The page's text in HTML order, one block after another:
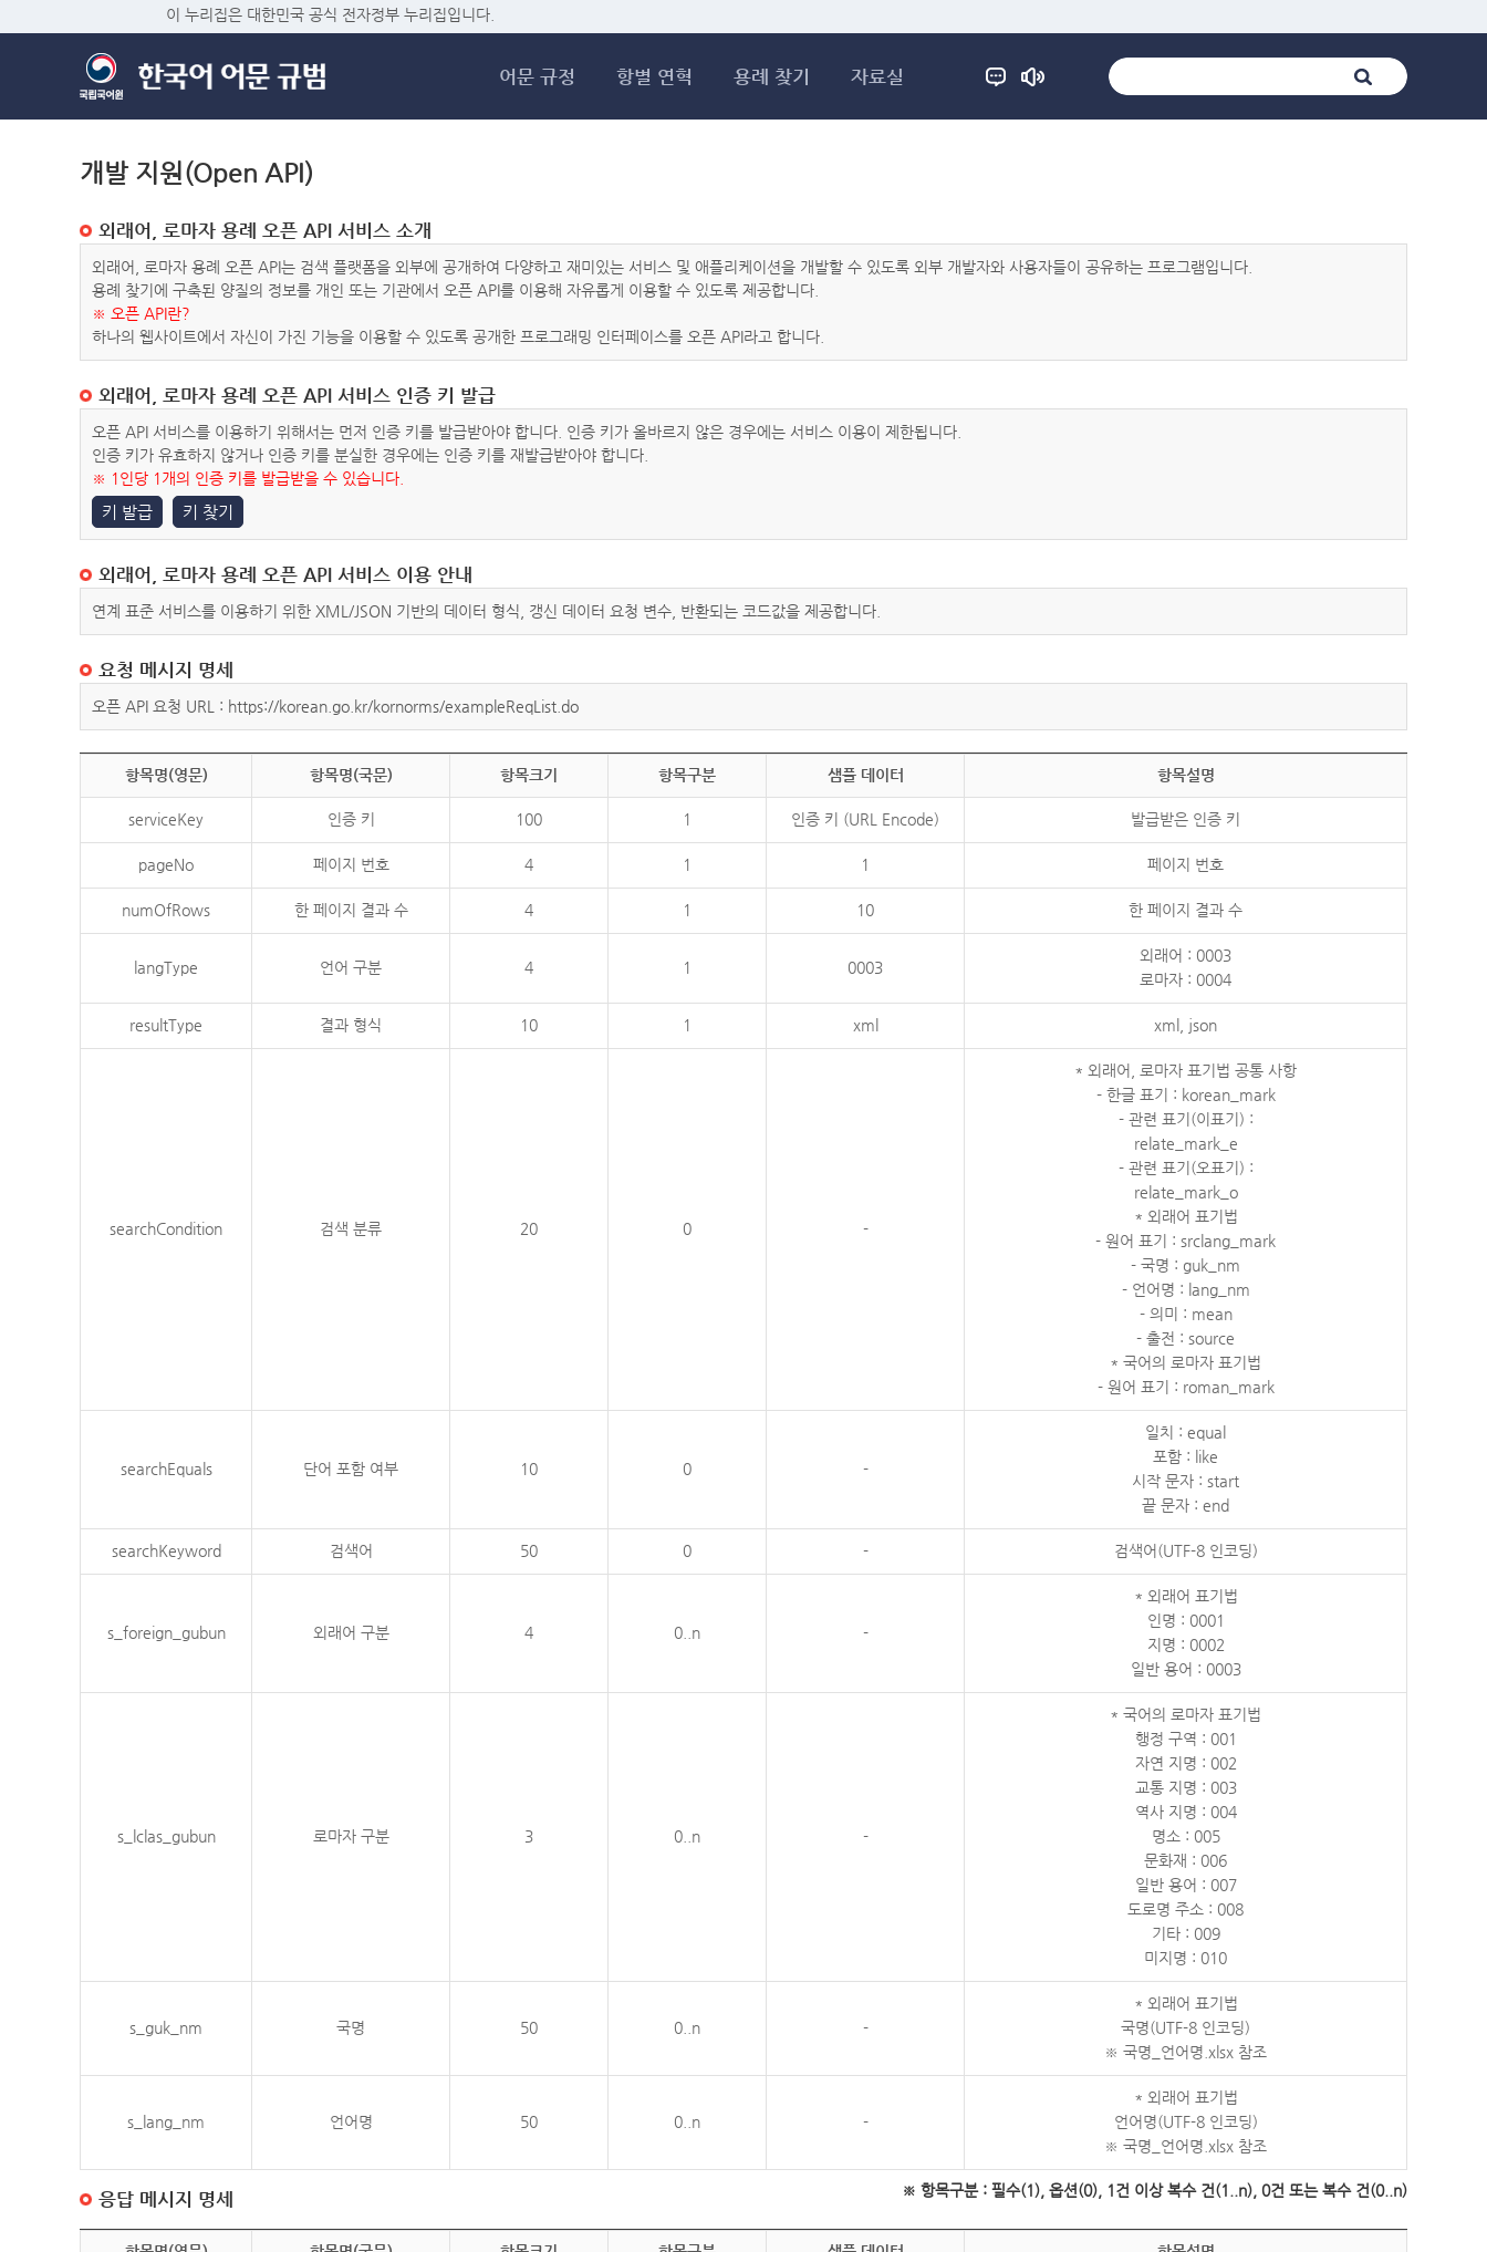
이 누리집은 대한민국 공식 전자정부 누리집입니다.
어문 규정 항별 연혁 용례 찾기 자료실
개발 지원(Open API)
외래어, 로마자 용례 오픈 API 서비스 소개
외래어, 로마자 용례 오픈 API는 검색 플랫폼을 외부에 공개하여 다양하고 재미있는 서비스 및 애플리케이션을 개발할 수 있도록 외부 개발자와 사용자들이 공유하는 프로그램입니다.
용례 찾기에 구축된 양질의 정보를 개인 또는 기관에서 오픈 API를 이용해 자유롭게 이용할 수 있도록 제공합니다.
※ 오픈 API란?
하나의 웹사이트에서 자신이 가진 기능을 이용할 수 있도록 공개한 프로그래밍 인터페이스를 오픈 API라고 합니다.
외래어, 로마자 용례 오픈 API 서비스 인증 키 발급
오픈 API 서비스를 이용하기 위해서는 먼저 인증 키를 발급받아야 합니다. 인증 키가 올바르지 않은 경우에는 서비스 이용이 제한됩니다.
인증 키가 유효하지 않거나 인증 키를 분실한 경우에는 인증 키를 재발급받아야 합니다.
※ 1인당 1개의 인증 키를 발급받을 수 있습니다.
키 발급 키 찾기
외래어, 로마자 용례 오픈 API 서비스 이용 안내
연계 표준 서비스를 이용하기 위한 XML/JSON 기반의 데이터 형식, 갱신 데이터 요청 변수, 반환되는 코드값을 제공합니다.
요청 메시지 명세
오픈 API 요청 URL : https://korean.go.kr/kornorms/exampleReqList.do
항목명(영문) 항목명(국문) 항목크기 항목구분 샘플 데이터 항목설명
serviceKey 인증 키 100 1 인증 키 (URL Encode) 발급받은 인증 키
pageNo 페이지 번호 4 1 1 페이지 번호
numOfRows 한 페이지 결과 수 4 1 10 한 페이지 결과 수
langType 언어 구분 4 1 0003
외래어 : 0003
로마자 : 0004
resultType 결과 형식 10 1 xml xml, json
searchCondition 검색 분류 20 0 -
* 외래어, 로마자 표기법 공통 사항
- 한글 표기 : korean_mark
- 관련 표기(이표기) :
relate_mark_e
- 관련 표기(오표기) :
relate_mark_o
* 외래어 표기법
- 원어 표기 : srclang_mark
- 국명 : guk_nm
- 언어명 : lang_nm
- 의미 : mean
- 출전 : source
* 국어의 로마자 표기법
- 원어 표기 : roman_mark
searchEquals 단어 포함 여부 10 0 -
일치 : equal
포함 : like
시작 문자 : start
끝 문자 : end
searchKeyword 검색어 50 0 - 검색어(UTF-8 인코딩)
s_foreign_gubun 외래어 구분 4 0..n -
* 외래어 표기법
인명 : 0001
지명 : 0002
일반 용어 : 0003
s_lclas_gubun 로마자 구분 3 0..n -
* 국어의 로마자 표기법
행정 구역 : 001
자연 지명 : 002
교통 지명 : 003
역사 지명 : 004
명소 : 005
문화재 : 006
일반 용어 : 007
도로명 주소 : 008
기타 : 009
미지명 : 010
s_guk_nm 국명 50 0..n -
* 외래어 표기법
국명(UTF-8 인코딩)
※ 국명_언어명.xlsx 참조
s_lang_nm 언어명 50 0..n -
* 외래어 표기법
언어명(UTF-8 인코딩)
※ 국명_언어명.xlsx 참조
※ 항목구분 : 필수(1), 옵션(0), 1건 이상 복수 건(1..n), 0건 또는 복수 건(0..n)
응답 메시지 명세